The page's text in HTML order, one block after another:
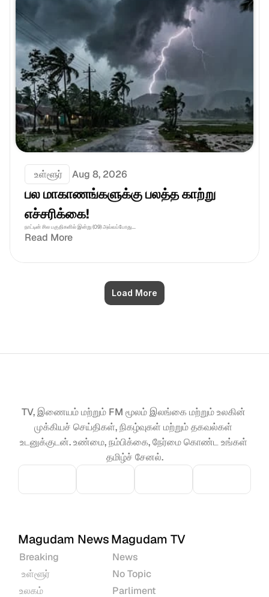
உள்ளூர் Aug 8, 2026
பல மாகாணங்களுக்கு பலத்த காற்று
எச்சரிக்கை!
நாட்டின் சில பகுதிகளில் இன்று (09) அவ்வப்போது...
Read More
Load More
TV, இணையம் மற்றும் FM மூலம் இலங்கை மற்றும் உலகின்
முக்கியச் செய்திகள், நிகழ்வுகள் மற்றும் தகவல்கள்
உடனுக்குடன். உண்மை, நம்பிக்கை, நேர்மை கொண்ட உங்கள்
தமிழ்ச் சேனல்.
Magudam News
Breaking
உள்ளூர்
உலகம்
Magudam TV
News
No Topic
Parliment